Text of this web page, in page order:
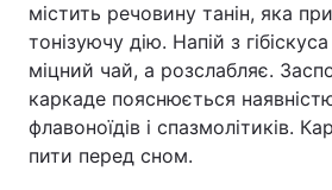
містить речовину танін, яка
тонізуючу дію. Напій з
міцний чай, а розслабляє.
каркаде пояснюється
флавоноїдів і спазмолітиків.
пити перед сном.